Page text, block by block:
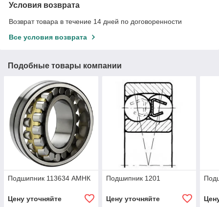
Условия возврата
Возврат товара в течение 14 дней по договоренности
Все условия возврата
Подобные товары компании
Подшипник 113634 АМНК
Цену уточняйте
Подшипник 1201
Цену уточняйте